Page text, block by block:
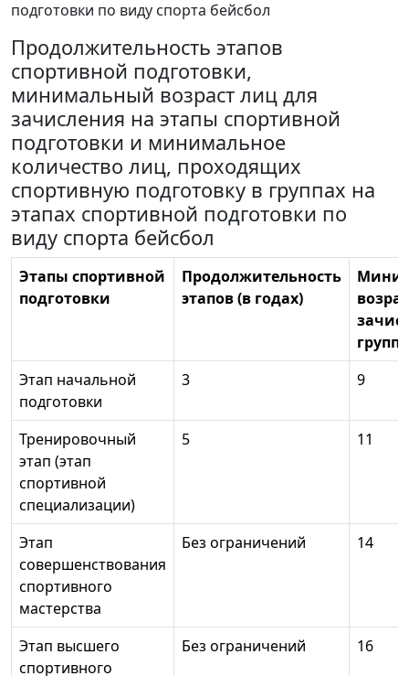
подготовки по виду спорта бейсбол
Продолжительность этапов
спортивной подготовки,
минимальный возраст лиц для
зачисления на этапы спортивной
подготовки и минимальное
количество лиц, проходящих
спортивную подготовку в группах на
этапах спортивной подготовки по
виду спорта бейсбол
Этапы спортивной
подготовки
Продолжительность
этапов (в годах)
Этап начальной
подготовки
3 9
Тренировочный
этап (этап
спортивной
специализации)
5 11
Этап
совершенствования
спортивного
мастерства
Без ограничений 14
Этап высшего
спортивного
Без ограничений 16